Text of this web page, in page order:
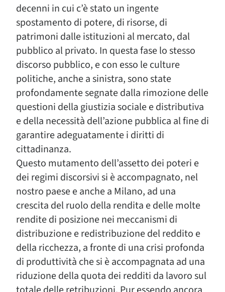
decenni in cui c’è stato un ingente
spostamento di potere, di risorse, di
patrimoni dalle istituzioni al mercato, dal
pubblico al privato. In questa fase lo stesso
discorso pubblico, e con esso le culture
politiche, anche a sinistra, sono state
profondamente segnate dalla rimozione delle
questioni della giustizia sociale e distributiva
e della necessità dell’azione pubblica al fine di
garantire adeguatamente i diritti di
cittadinanza.
Questo mutamento dell’assetto dei poteri e
dei regimi discorsivi si è accompagnato, nel
nostro paese e anche a Milano, ad una
crescita del ruolo della rendita e delle molte
rendite di posizione nei meccanismi di
distribuzione e redistribuzione del reddito e
della ricchezza, a fronte di una crisi profonda
di produttività che si è accompagnata ad una
riduzione della quota dei redditi da lavoro sul